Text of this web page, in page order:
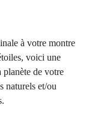
à votre montre
voici une
de votre
naturels et/ou